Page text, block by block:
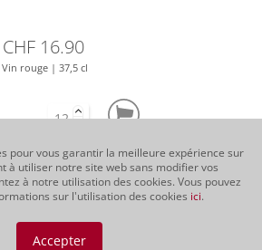
pour vous garantir la meilleure expérience sur
à utiliser notre site web sans modifier vos
à notre utilisation des cookies. Vous pouvez
sur l'utilisation des cookies ici.
Accepter
CHF 16.90
Vin rouge | 37,5 cl
Montepulciano DOCG